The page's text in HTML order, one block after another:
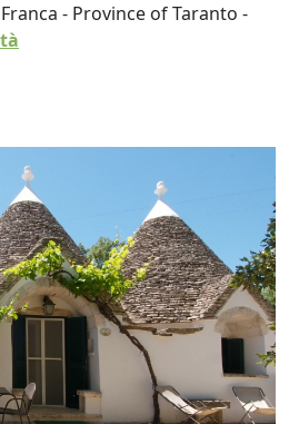
- Province of Taranto -